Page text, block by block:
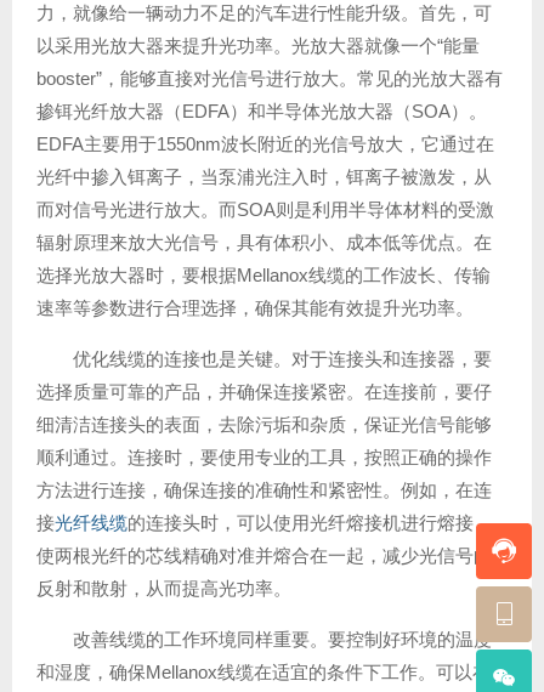
力，就像给一辆动力不足的汽车进行性能升级。首先，可
以采用光放大器来提升光功率。光放大器就像一个“能量
booster”，能够直接对光信号进行放大。常见的光放大器有
掺铒光纤放大器（EDFA）和半导体光放大器（SOA）。
EDFA主要用于1550nm波长附近的光信号放大，它通过在
光纤中掺入铒离子，当泵浦光注入时，铒离子被激发，从
而对信号光进行放大。而SOA则是利用半导体材料的受激
辐射原理来放大光信号，具有体积小、成本低等优点。在
选择光放大器时，要根据Mellanox线缆的工作波长、传输
速率等参数进行合理选择，确保其能有效提升光功率。
优化线缆的连接也是关键。对于连接头和连接器，要
选择质量可靠的产品，并确保连接紧密。在连接前，要仔
细清洁连接头的表面，去除污垢和杂质，保证光信号能够
顺利通过。连接时，要使用专业的工具，按照正确的操作
方法进行连接，确保连接的准确性和紧密性。例如，在连
接光纤线缆的连接头时，可以使用光纤熔接机进行熔接，
使两根光纤的芯线精确对准并熔合在一起，减少光信号的
反射和散射，从而提高光功率。
改善线缆的工作环境同样重要。要控制好环境的温度
和湿度，确保Mellanox线缆在适宜的条件下工作。可以在